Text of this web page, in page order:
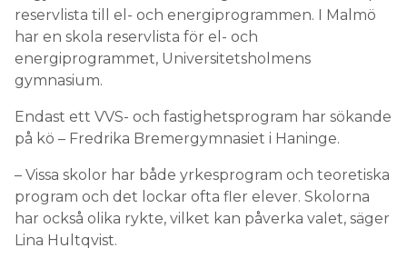
reservlista till el- och energiprogrammen. I Malmö
har en skola reservlista för el- och
energiprogrammet, Universitetsholmens
gymnasium.
Endast ett VVS- och fastighetsprogram har sökande
på kö – Fredrika Bremergymnasiet i Haninge.
– Vissa skolor har både yrkesprogram och teoretiska
program och det lockar ofta fler elever. Skolorna
har också olika rykte, vilket kan påverka valet, säger
Lina Hultqvist.